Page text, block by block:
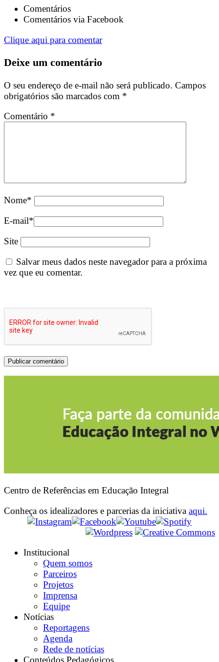
Comentários
Comentários via Facebook
Clique aqui para comentar
Deixe um comentário
O seu endereço de e-mail não será publicado. Campos
obrigatórios são marcados com *
Comentário *
Nome*
E-mail*
Site
Salvar meus dados neste navegador para a próxima
vez que eu comentar.
Centro de Referências em Educação Integral
Conheça os idealizadores e parcerias da iniciativa aqui.
Institucional
Quem somos
Parceiros
Projetos
Imprensa
Equipe
Notícias
Reportagens
Agenda
Rede de notícias
Conteúdos Pedagógicos